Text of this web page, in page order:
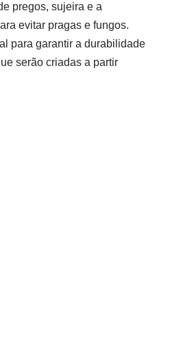
pregos, sujeira e a
evitar pragas e fungos.
para garantir a durabilidade
serão criadas a partir